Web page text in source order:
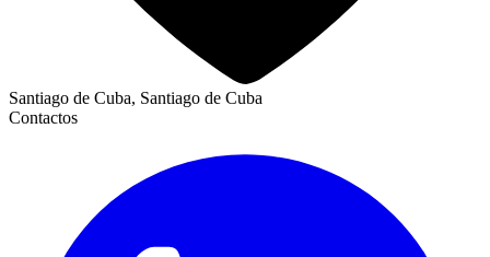
Santiago de Cuba, Santiago de Cuba
Contactos